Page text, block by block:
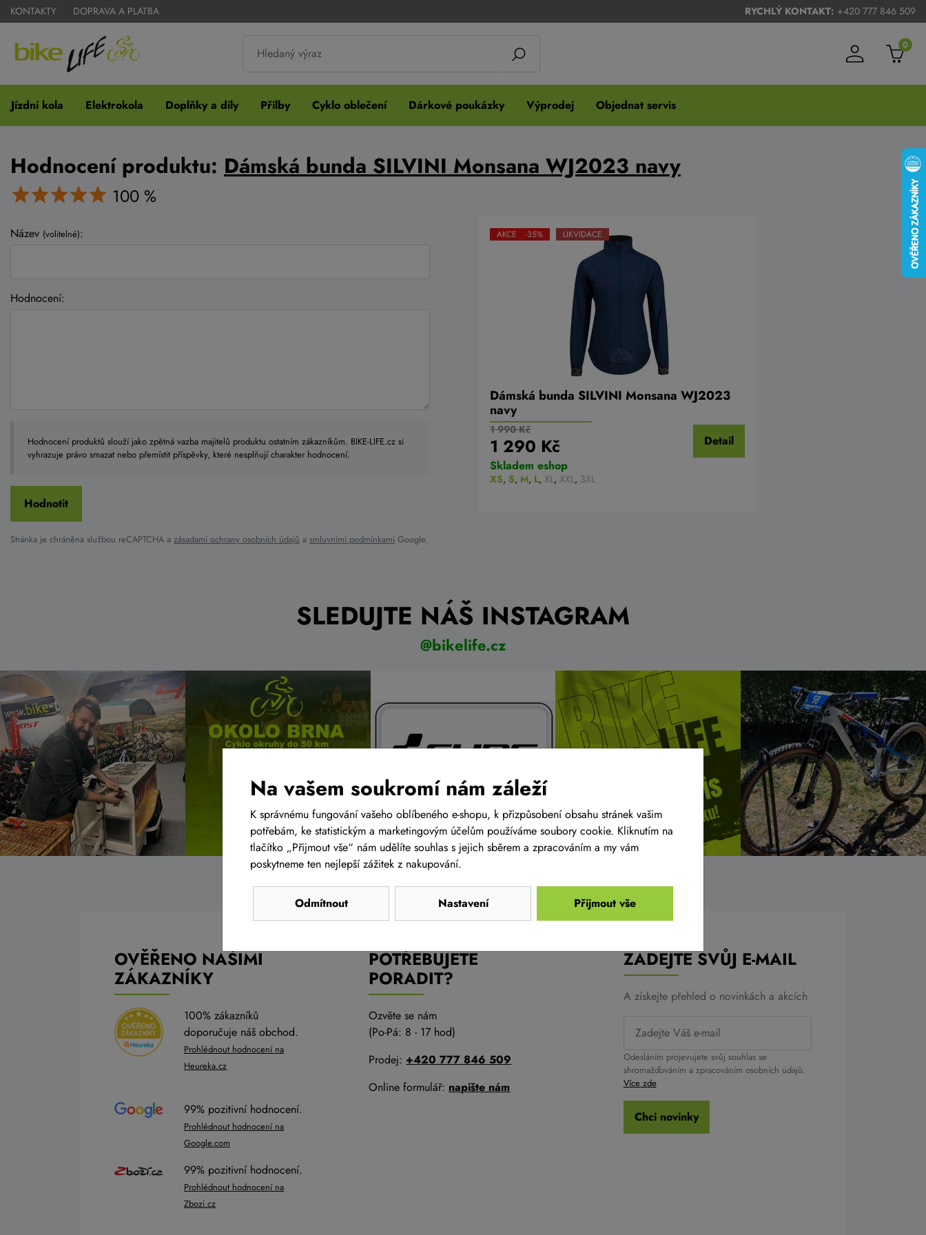
KONTAKTY DOPRAVA A PLATBA RYCHLÝ KONTAKT: +420 777 846 509
0
Jízdní kola Elektrokola Doplňky a díly Přilby Cyklo oblečení Dárkové poukázky Výprodej Objednat servis
Hodnocení produktu: Dámská bunda SILVINI Monsana WJ2023 navy
100 %
Název (volitelné):
Hodnocení:
Hodnocení produktů slouží jako zpětná vazba majitelů produktu ostatním zákazníkům. BIKE-LIFE.cz si
vyhrazuje právo smazat nebo přemístit příspěvky, které nesplňují charakter hodnocení.
Stránka je chráněna službou reCAPTCHA a zásadami ochrany osobních údajů a smluvními podmínkami Google.
Dámská bunda SILVINI Monsana WJ2023
navy
AKCE -35% LIKVIDACE
1 990 Kč
1 290 Kč
Skladem eshop
XS, S, M, L, XL, XXL, 3XL
Detail
SLEDUJTE NÁŠ INSTAGRAM
@bikelife.cz
OVĚŘENO NAŠIMI
ZÁKAZNÍKY
100% zákazníků
doporučuje náš obchod.
Prohlédnout hodnocení na
Heureka.cz
99% pozitivní hodnocení.
Prohlédnout hodnocení na
Google.com
99% pozitivní hodnocení.
Prohlédnout hodnocení na
Zbozi.cz
POTŘEBUJETE
PORADIT?
Ozvěte se nám
(Po-Pá: 8 - 17 hod)
Prodej: +420 777 846 509
Online formulář: napište nám
ZADEJTE SVŮJ E-MAIL
A získejte přehled o novinkách a akcích
Odesláním projevujete svůj souhlas se
shromažďováním a zpracováním osobních údajů.
Více zde
Chci novinky
Na vašem soukromí nám záleží
K správnému fungování vašeho oblíbeného e-shopu, k přizpůsobení obsahu stránek vašim
potřebám, ke statistickým a marketingovým účelům používáme soubory cookie. Kliknutím na
tlačítko „Přijmout vše“ nám udělíte souhlas s jejich sběrem a zpracováním a my vám
poskytneme ten nejlepší zážitek z nakupování.
Odmítnout Nastavení Přijmout vše